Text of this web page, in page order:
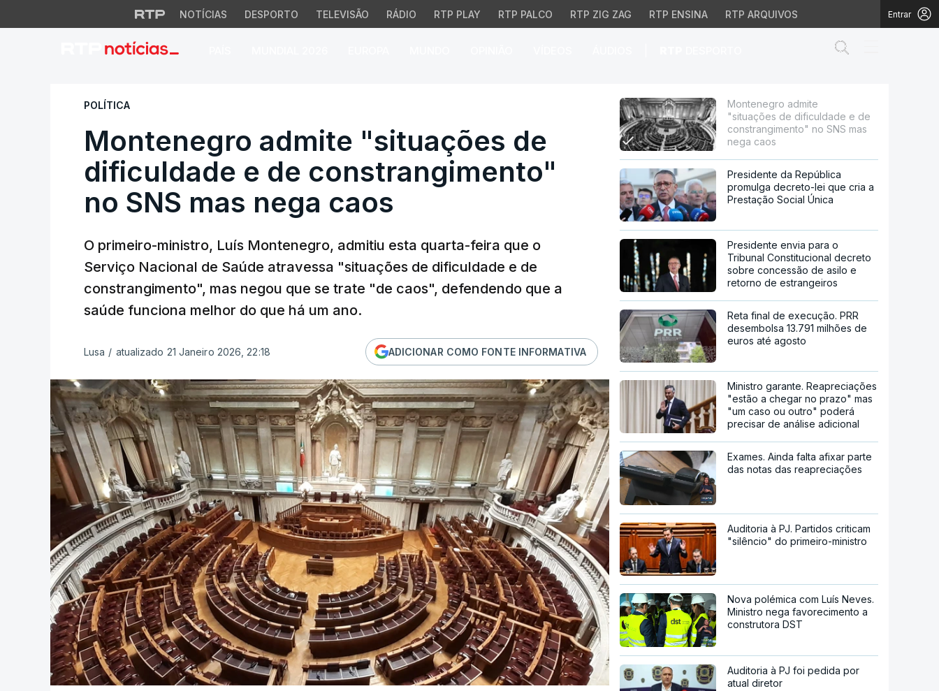
NOTÍCIAS DESPORTO TELEVISÃO RÁDIO RTP PLAY RTP PALCO RTP ZIG ZAG RTP ENSINA RTP ARQUIVOS Entrar
Montenegro admite "situações de dificuldade e de
POLÍTICA
Montenegro admite "situações de
dificuldade e de constrangimento"
no SNS mas nega caos
O primeiro-ministro, Luís Montenegro, admitiu esta quarta-feira que o
Serviço Nacional de Saúde atravessa "situações de dificuldade e de
constrangimento", mas negou que se trate "de caos", defendendo que a
saúde funciona melhor do que há um ano.
Lusa / atualizado 21 Janeiro 2026, 22:18 ADICIONAR COMO FONTE INFORMATIVA
Montenegro admite
"situações de dificuldade e de
constrangimento" no SNS mas
nega caos
Presidente da República
promulga decreto-lei que cria a
Prestação Social Única
Presidente envia para o
Tribunal Constitucional decreto
sobre concessão de asilo e
retorno de estrangeiros
Reta final de execução. PRR
desembolsa 13.791 milhões de
euros até agosto
Ministro garante. Reapreciações
"estão a chegar no prazo" mas
"um caso ou outro" poderá
precisar de análise adicional
Exames. Ainda falta afixar parte
das notas das reapreciações
Auditoria à PJ. Partidos criticam
"silêncio" do primeiro-ministro
Nova polémica com Luís Neves.
Ministro nega favorecimento a
construtora DST
Auditoria à PJ foi pedida por
atual diretor